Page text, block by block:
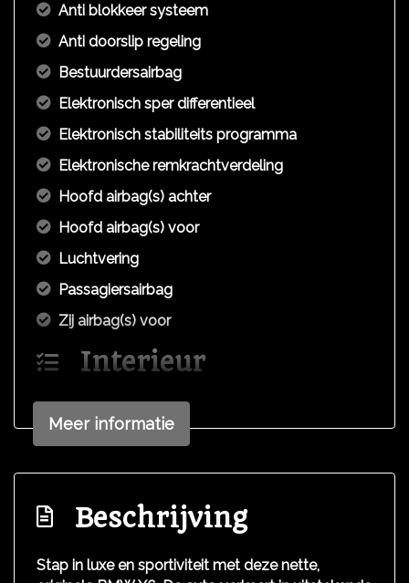
Anti blokkeer systeem
Anti doorslip regeling
Bestuurdersairbag
Elektronisch sper differentieel
Elektronisch stabiliteits programma
Elektronische remkrachtverdeling
Hoofd airbag(s) achter
Hoofd airbag(s) voor
Luchtvering
Passagiersairbag
Zij airbag(s) voor
Interieur
Airco
Airco automatisch
Hoofdsteunen anti-whiplash
Lederen bekleding
Meer informatie
Beschrijving
Stap in luxe en sportiviteit met deze nette,